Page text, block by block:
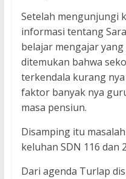
Setelah mengunjungi
informasi tentang
belajar mengajar
ditemukan bahwa
terkendala kurang
faktor banyak nya
masa pensiun.
Disamping itu
keluhan SDN 116 dan
Dari agenda Turlap